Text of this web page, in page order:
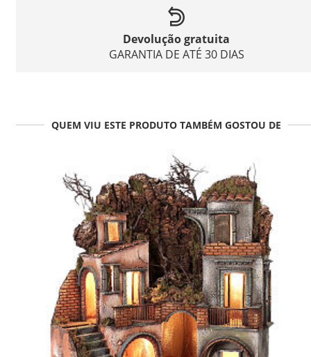
Devolução gratuita
GARANTIA DE ATÉ 30 DIAS
QUEM VIU ESTE PRODUTO TAMBÉM GOSTOU DE